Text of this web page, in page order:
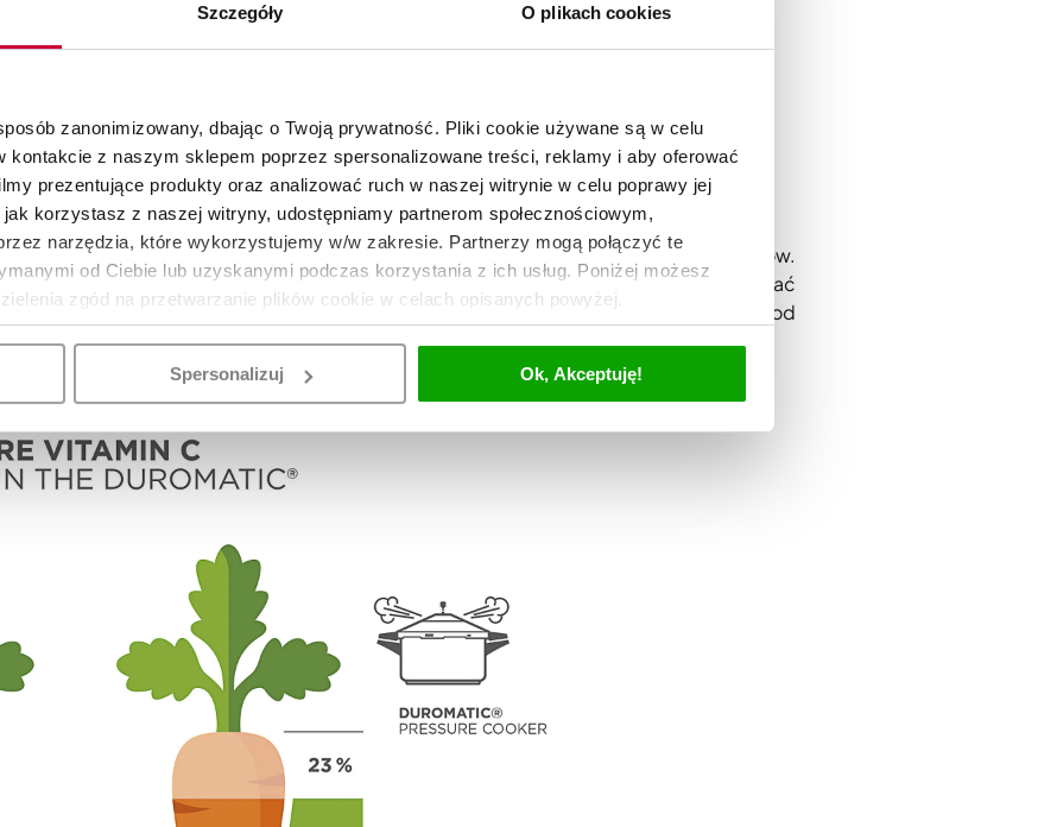
Szczegóły O plikach cookies
zanonimizowany, dbając o Twoją prywatność. Pliki cookie używane są w celu
kontakcie z naszym sklepem poprzez spersonalizowane treści, reklamy i aby oferować
prezentujące produkty oraz analizować ruch w naszej witrynie w celu poprawy jej
korzystasz z naszej witryny, udostępniamy partnerom społecznościowym,
narzędzia, które wykorzystujemy w/w zakresie. Partnerzy mogą połączyć te
od Ciebie lub uzyskanymi podczas korzystania z ich usług. Poniżej możesz
zgód na przetwarzanie plików cookie w celach opisanych powyżej.
Spersonalizuj Ok, Akceptuję!
na wysoką temperaturę skutkuje znaczącym zachowaniem witamin i minerałów.
Quality Testing Services) wykazały, że gotowanie w szybkowarze pozwala zachować
metodami. Wkład sitowy w dnie urządzenia dodatkowo separuje produkty od
odżywczych i wspierając zdrową dietę.